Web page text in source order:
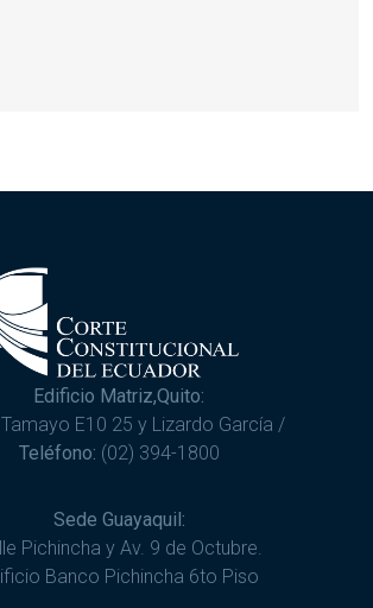
Edificio Matriz,Quito:
E10 25 y Lizardo García /
Teléfono: (02) 394-1800
Sede Guayaquil:
Pichincha y Av. 9 de Octubre.
Banco Pichincha 6to Piso